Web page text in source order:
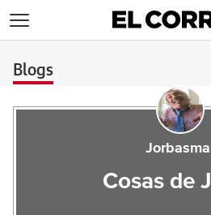
Blogs
Cosas de